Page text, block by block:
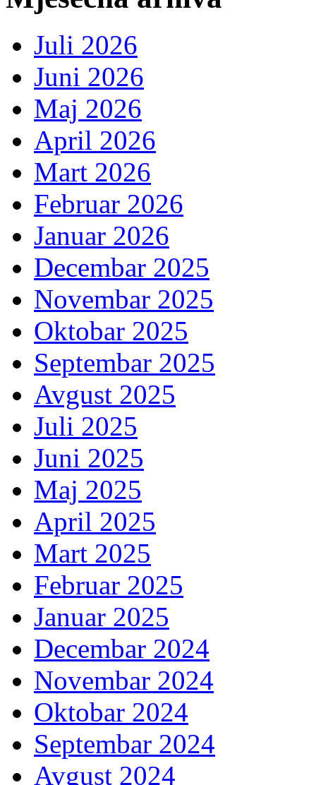
Juli 2026
Juni 2026
Maj 2026
April 2026
Mart 2026
Februar 2026
Januar 2026
Decembar 2025
Novembar 2025
Oktobar 2025
Septembar 2025
Avgust 2025
Juli 2025
Juni 2025
Maj 2025
April 2025
Mart 2025
Februar 2025
Januar 2025
Decembar 2024
Novembar 2024
Oktobar 2024
Septembar 2024
Avgust 2024